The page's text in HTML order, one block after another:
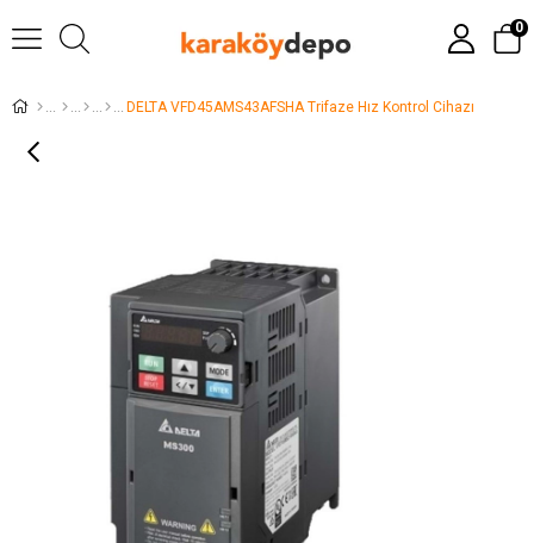
0
DELTA VFD45AMS43AFSHA Trifaze Hız Kontrol Cihazı